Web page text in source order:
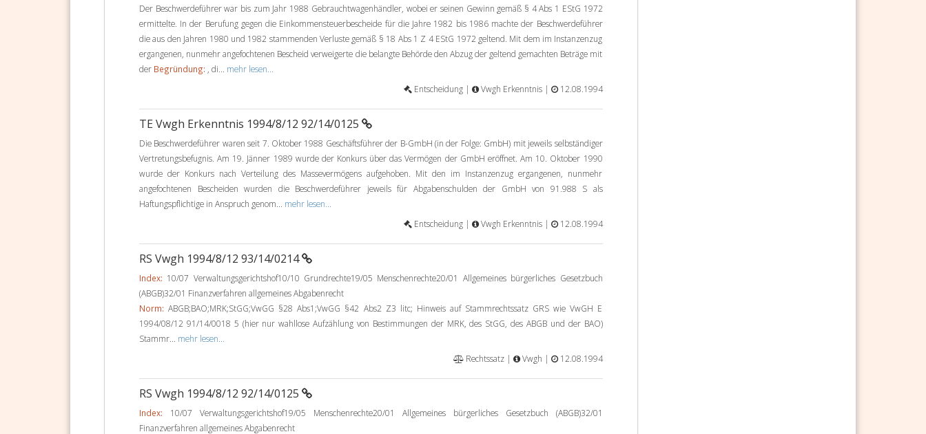
Der Beschwerdeführer war bis zum Jahr 1988 Gebrauchtwagenhändler, wobei er seinen Gewinn gemäß § 4 Abs 1 EStG 1972
ermittelte. In der Berufung gegen die Einkommensteuerbescheide für die Jahre 1982 bis 1986 machte der Beschwerdeführer
die aus den Jahren 1980 und 1982 stammenden Verluste gemäß § 18 Abs 1 Z 4 EStG 1972 geltend. Mit dem im Instanzenzug
ergangenen, nunmehr angefochtenen Bescheid verweigerte die belangte Behörde den Abzug der geltend gemachten Beträge mit
der Begründung: , di... mehr lesen...
Entscheidung |
Vwgh Erkenntnis | 12.08.1994
TE Vwgh Erkenntnis 1994/8/12 92/14/0125
Die Beschwerdeführer waren seit 7. Oktober 1988 Geschäftsführer der B-GmbH (in der Folge: GmbH) mit jeweils selbständiger
Vertretungsbefugnis. Am 19. Jänner 1989 wurde der Konkurs über das Vermögen der GmbH eröffnet. Am 10. Oktober 1990
wurde der Konkurs nach Verteilung des Massevermögens aufgehoben. Mit den im Instanzenzug ergangenen, nunmehr
angefochtenen Bescheiden wurden die Beschwerdeführer jeweils für Abgabenschulden der GmbH von 91.988 S als
Haftungspflichtige in Anspruch genom... mehr lesen...
Entscheidung |
Vwgh Erkenntnis | 12.08.1994
RS Vwgh 1994/8/12 93/14/0214
Index: 10/07 Verwaltungsgerichtshof10/10 Grundrechte19/05 Menschenrechte20/01 Allgemeines bürgerliches Gesetzbuch
(ABGB)32/01 Finanzverfahren allgemeines Abgabenrecht
Norm: ABGB;BAO;MRK;StGG;VwGG §28 Abs1;VwGG §42 Abs2 Z3 litc; Hinweis auf Stammrechtssatz GRS wie VwGH E
1994/08/12 91/14/0018 5 (hier nur wahllose Aufzählung von Bestimmungen der MRK, des StGG, des ABGB und der BAO)
Stammr... mehr lesen...
Rechtssatz |
Vwgh | 12.08.1994
RS Vwgh 1994/8/12 92/14/0125
Index: 10/07 Verwaltungsgerichtshof19/05 Menschenrechte20/01 Allgemeines bürgerliches Gesetzbuch (ABGB)32/01
Finanzverfahren allgemeines Abgabenrecht